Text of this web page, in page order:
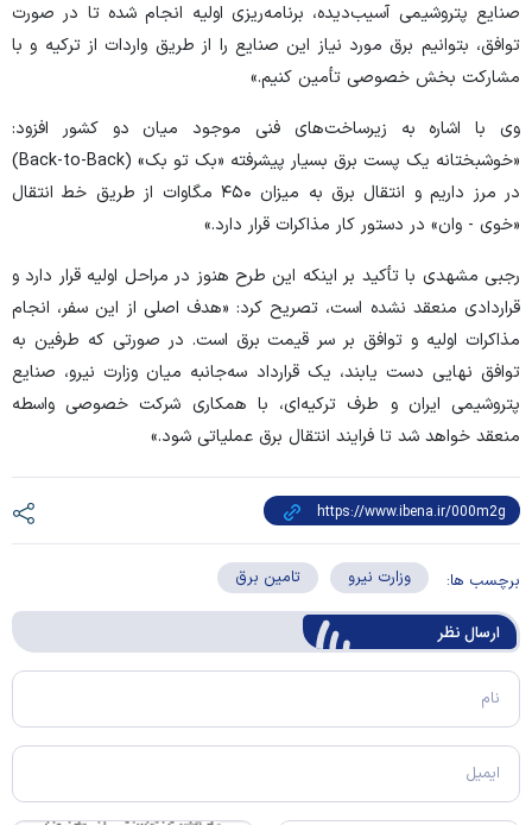
صنایع پتروشیمی آسیب‌دیده، برنامه‌ریزی اولیه انجام شده تا در صورت
توافق، بتوانیم برق مورد نیاز این صنایع را از طریق واردات از ترکیه و با
مشارکت بخش خصوصی تأمین کنیم.»
وی با اشاره به زیرساخت‌های فنی موجود میان دو کشور افزود:
«خوشبختانه یک پست برق بسیار پیشرفته «بک تو بک» (Back-to-Back)
در مرز داریم و انتقال برق به میزان ۴۵۰ مگاوات از طریق خط انتقال
«خوی - وان» در دستور کار مذاکرات قرار دارد.»
رجبی مشهدی با تأکید بر اینکه این طرح هنوز در مراحل اولیه قرار دارد و
قراردادی منعقد نشده است، تصریح کرد: «هدف اصلی از این سفر، انجام
مذاکرات اولیه و توافق بر سر قیمت برق است. در صورتی که طرفین به
توافق نهایی دست یابند، یک قرارداد سه‌جانبه میان وزارت نیرو، صنایع
پتروشیمی ایران و طرف ترکیه‌ای، با همکاری شرکت خصوصی واسطه
منعقد خواهد شد تا فرایند انتقال برق عملیاتی شود.»
برچسب ها: وزارت نیرو تامین برق
ارسال‌ نظر